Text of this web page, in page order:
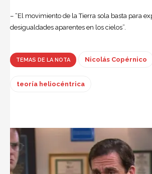
– “El movimiento de la Tierra sola basta para
desigualdades aparentes en los cielos”.
TEMAS DE LA NOTA Nicolás Copérnico
teoría heliocéntrica